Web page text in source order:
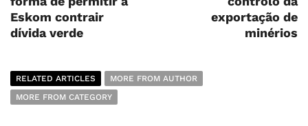
Eskom contrair
dívida verde
exportação de
minérios
RELATED ARTICLES
MORE FROM AUTHOR
MORE FROM CATEGORY